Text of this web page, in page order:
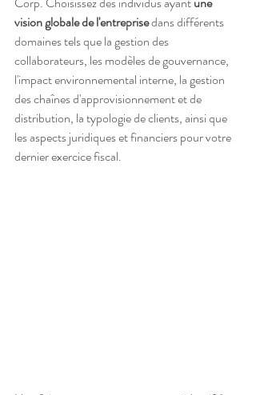
vision globale de l'entreprise dans différents
domaines tels que la gestion des
collaborateurs, les modèles de gouvernance,
l'impact environnemental interne, la gestion
des chaînes d'approvisionnement et de
distribution, la typologie de clients, ainsi que
les aspects juridiques et financiers pour votre
dernier exercice fiscal.